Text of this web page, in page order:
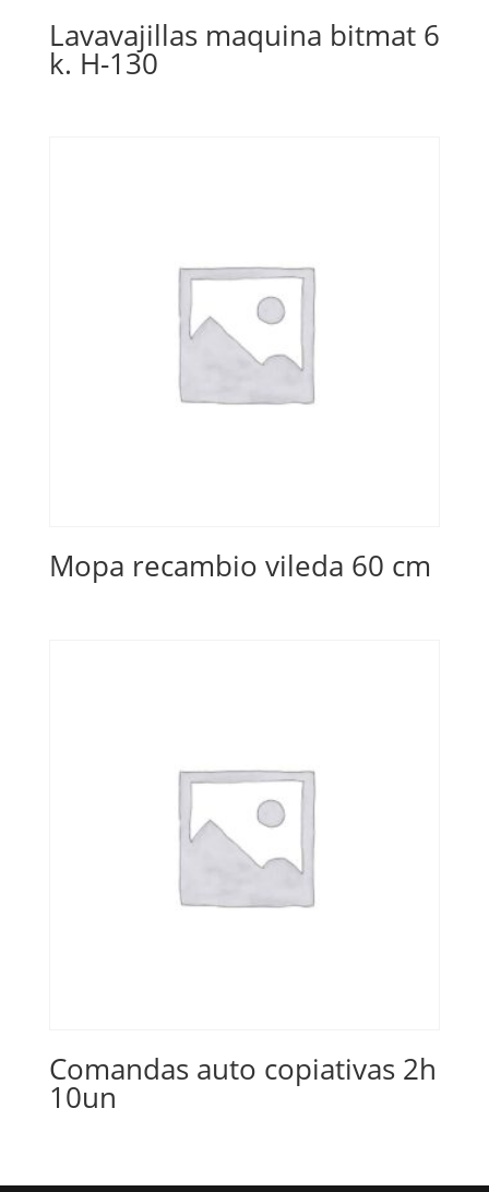
Lavavajillas maquina bitmat 6
k. H-130
Mopa recambio vileda 60 cm
Comandas auto copiativas 2h
10un